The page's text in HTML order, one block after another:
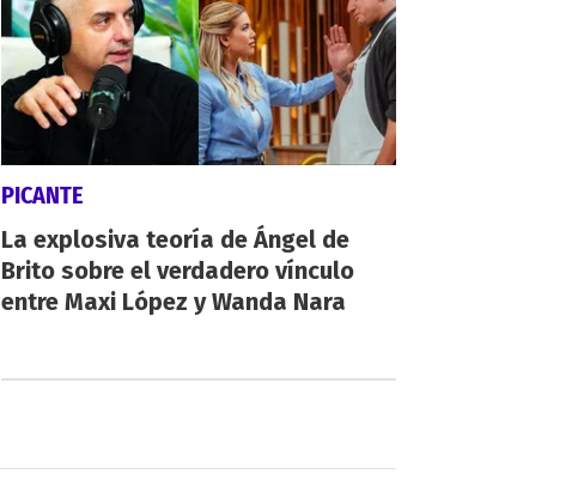
PICANTE
La explosiva teoría de Ángel de
Brito sobre el verdadero vínculo
entre Maxi López y Wanda Nara